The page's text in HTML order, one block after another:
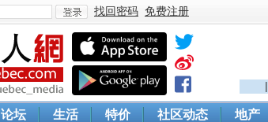
登
找回密码 免费注册
|
论坛 生活 特价 社区动态 地产